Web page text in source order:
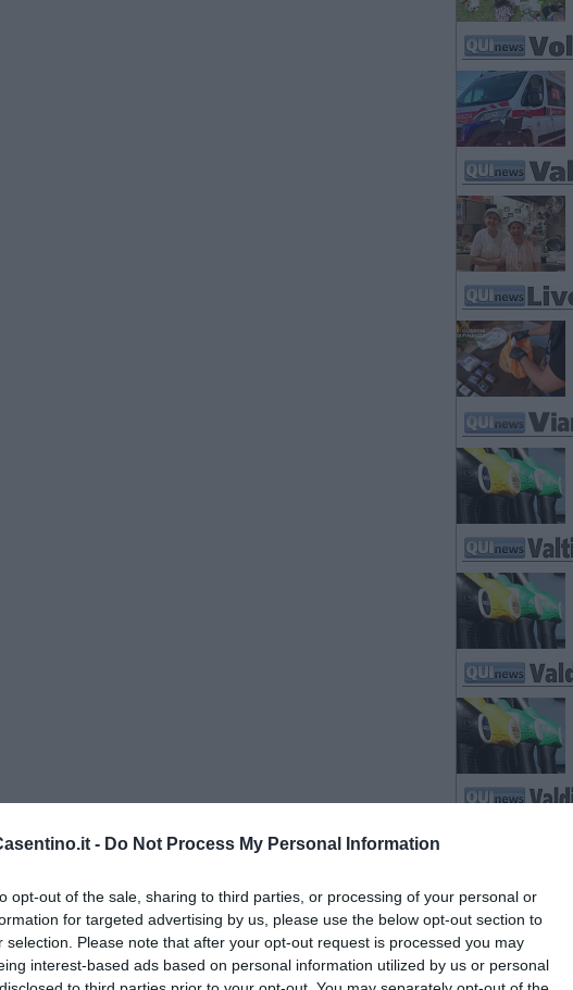
- Do Not Process My Personal Information
opt-out of the sale, sharing to third parties, or processing of your personal or
for targeted advertising by us, please use the below opt-out section to
selection. Please note that after your opt-out request is processed you may
interest-based ads based on personal information utilized by us or personal